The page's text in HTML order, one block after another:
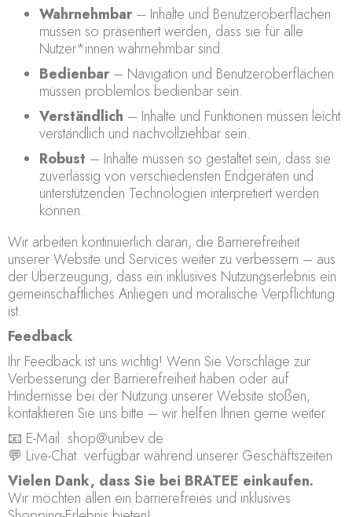
Wahrnehmbar – Inhalte und Benutzeroberflächen
müssen so präsentiert werden, dass sie für alle
Nutzer*innen wahrnehmbar sind.
Bedienbar – Navigation und Benutzeroberflächen
müssen problemlos bedienbar sein.
Verständlich – Inhalte und Funktionen müssen leicht
verständlich und nachvollziehbar sein.
Robust – Inhalte müssen so gestaltet sein, dass sie
zuverlässig von verschiedensten Endgeräten und
unterstützenden Technologien interpretiert werden
können.
Wir arbeiten kontinuierlich daran, die Barrierefreiheit
unserer Website und Services weiter zu verbessern – aus
der Überzeugung, dass ein inklusives Nutzungserlebnis ein
gemeinschaftliches Anliegen und moralische Verpflichtung
ist.
Feedback
Ihr Feedback ist uns wichtig! Wenn Sie Vorschläge zur
Verbesserung der Barrierefreiheit haben oder auf
Hindernisse bei der Nutzung unserer Website stoßen,
kontaktieren Sie uns bitte – wir helfen Ihnen gerne weiter.
📧 E-Mail: shop@unibev.de
💬 Live-Chat: verfügbar während unserer Geschäftszeiten
Vielen Dank, dass Sie bei BRATEE einkaufen.
Wir möchten allen ein barrierefreies und inklusives